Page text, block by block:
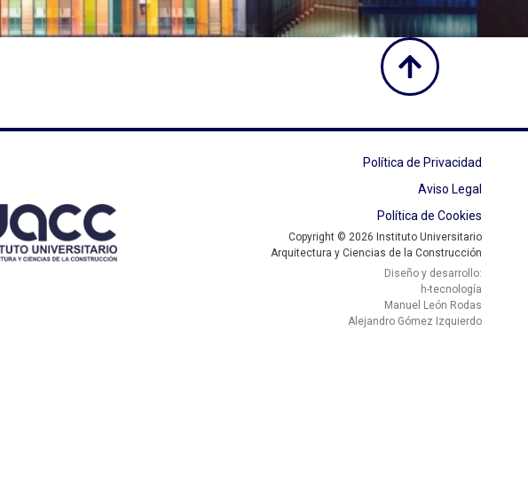
Política de Privacidad
Aviso Legal
Política de Cookies
Copyright © 2026 Instituto Universitario
Arquitectura y Ciencias de la Construcción
Diseño y desarrollo:
h-tecnología
Manuel León Rodas
Alejandro Gómez Izquierdo